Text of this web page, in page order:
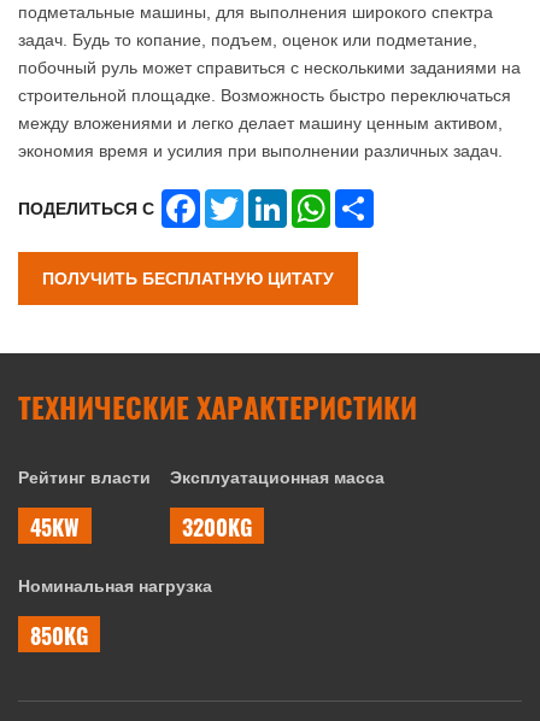
подметальные машины, для выполнения широкого спектра
задач. Будь то копание, подъем, оценок или подметание,
побочный руль может справиться с несколькими заданиями на
строительной площадке. Возможность быстро переключаться
между вложениями и легко делает машину ценным активом,
экономия время и усилия при выполнении различных задач.
ПОДЕЛИТЬСЯ С FacebookTwitterLinkedInWhatsApp
ПОЛУЧИТЬ БЕСПЛАТНУЮ ЦИТАТУ
ТЕХНИЧЕСКИЕ ХАРАКТЕРИСТИКИ
Рейтинг власти
45KW
Эксплуатационная масса
3200KG
Номинальная нагрузка
850KG